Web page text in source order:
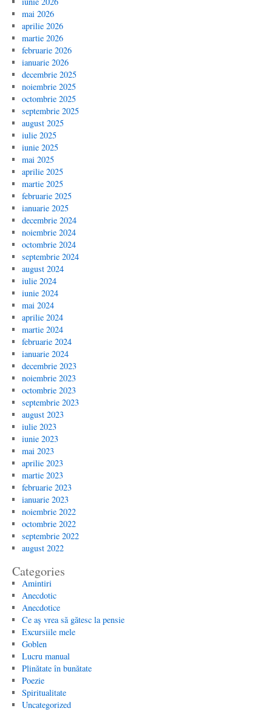
mai 2026
aprilie 2026
martie 2026
februarie 2026
ianuarie 2026
decembrie 2025
noiembrie 2025
octombrie 2025
septembrie 2025
august 2025
iulie 2025
iunie 2025
mai 2025
aprilie 2025
martie 2025
februarie 2025
ianuarie 2025
decembrie 2024
noiembrie 2024
octombrie 2024
septembrie 2024
august 2024
iulie 2024
iunie 2024
mai 2024
aprilie 2024
martie 2024
februarie 2024
ianuarie 2024
decembrie 2023
noiembrie 2023
octombrie 2023
septembrie 2023
august 2023
iulie 2023
iunie 2023
mai 2023
aprilie 2023
martie 2023
februarie 2023
ianuarie 2023
noiembrie 2022
octombrie 2022
septembrie 2022
august 2022
Categories
Amintiri
Anecdotic
Anecdotice
Ce aș vrea să gătesc la pensie
Excursiile mele
Goblen
Lucru manual
Plinătate în bunătate
Poezie
Spiritualitate
Uncategorized